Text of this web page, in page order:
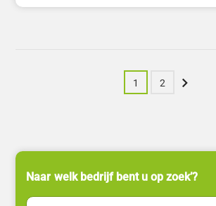
1 2 Volgende
Naar welk bedrijf bent u op zoek’?